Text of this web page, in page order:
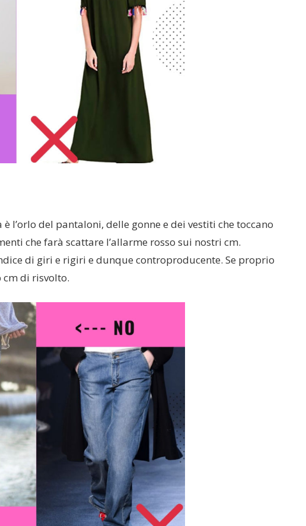
l’orlo del pantaloni, delle gonne e dei vestiti che toccano
che farà scattare l’allarme rosso sui nostri cm.
di giri e rigiri e dunque controproducente. Se proprio
di risvolto.